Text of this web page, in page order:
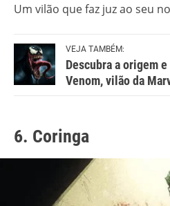
Um vilão que faz juz ao seu
VEJA TAMBÉM:
Descubra a origem
Venom, vilão da
6. Coringa